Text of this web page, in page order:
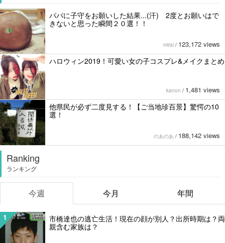
パパに子守をお願いした結果...(汗) 2度とお願いはで
きないと思った瞬間２０選！！
mirai / 123,172 views
ハロウィン2019！可愛い女の子コスプレ&メイクまとめ
kanon / 1,481 views
他県民が必ず二度見する！【ご当地珍百景】驚愕の10
選！
のあのあ / 188,142 views
Ranking
ランキング
今週 今月 年間
1
市橋達也の逃亡生活！現在の顔が別人？出所時期は？両
親含む家族は？